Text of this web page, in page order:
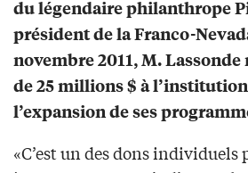
du légendaire philanthrope
président de la Franco-
novembre 2011, M.
de 25 millions $ à
l’expansion de ses
«C’est un des dons individuels